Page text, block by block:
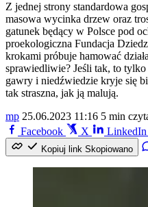
Z jednej strony standardowa
masowa wycinka drzew oraz
gatunek będący w Polsce pod
proekologiczna Fundacja
krokami próbuje hamować
sprawiedliwie? Jeśli tak, to
gawry i niedźwiedzie kryje się
tak straszna, jak ją malują.
mp 25.06.2023 11:16 5 min
Facebook
X LinkedIn
Kopiuj link Skopiowano